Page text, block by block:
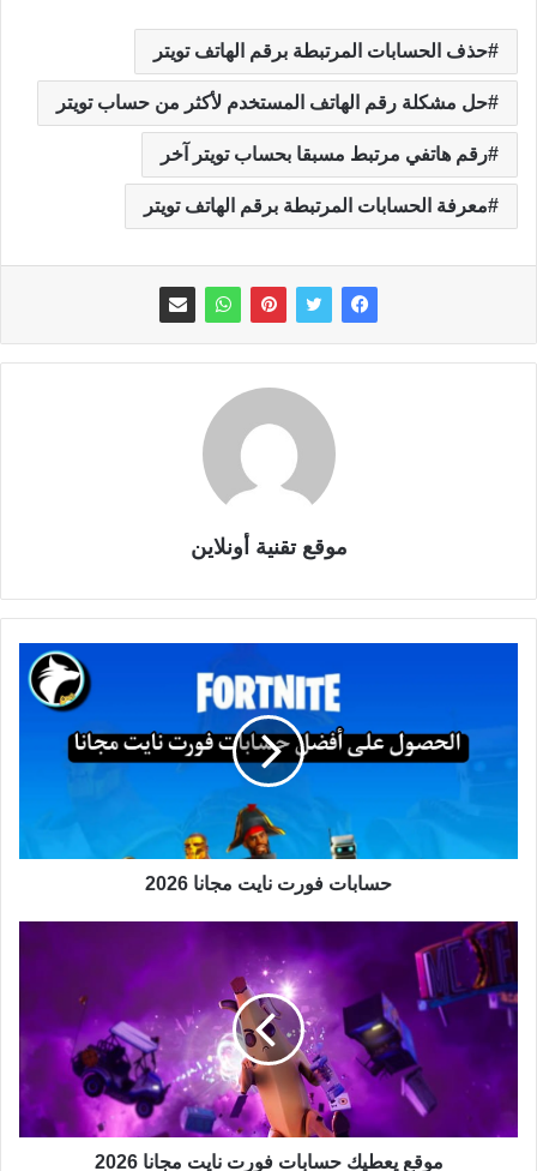
حذف الحسابات المرتبطة برقم الهاتف تويتر
حل مشكلة رقم الهاتف المستخدم لأكثر من حساب تويتر
رقم هاتفي مرتبط مسبقا بحساب تويتر آخر
معرفة الحسابات المرتبطة برقم الهاتف تويتر
موقع تقنية أونلاين
حسابات فورت نايت مجانا 2026
موقع يعطيك حسابات فورت نايت مجانا 2026